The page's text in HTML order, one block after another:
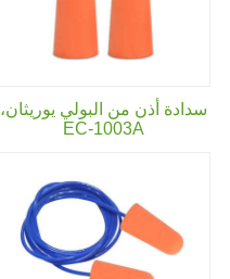
سدادة أذن من البولي يوريثان،
EC-1003A